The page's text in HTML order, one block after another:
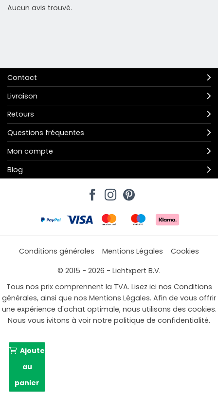
Aucun avis trouvé.
Contact
Livraison
Retours
Questions fréquentes
Mon compte
Blog
Conditions générales Mentions Légales
Cookies
© 2015 - 2026 - Lichtxpert B.V.
Tous nos prix comprennent la TVA. Lisez ici nos Conditions
générales, ainsi que nos Mentions Légales. Afin de vous offrir
une expérience d'achat optimale, nous utilisons des cookies.
Nous vous ivitons à voir notre politique de confidentialité.
Ajouter
au
panier